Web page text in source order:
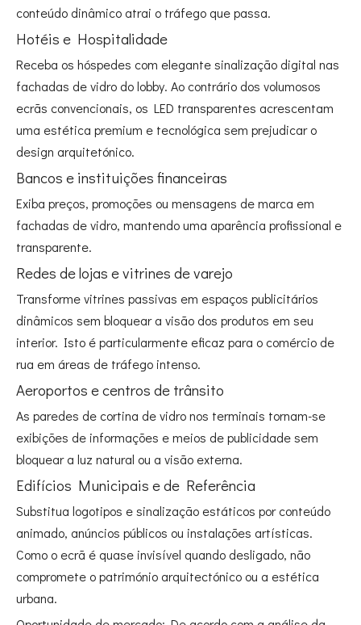
conteúdo dinâmico atrai o tráfego que passa.
Hotéis e Hospitalidade
Receba os hóspedes com elegante sinalização digital nas
fachadas de vidro do lobby. Ao contrário dos volumosos
ecrãs convencionais, os LED transparentes acrescentam
uma estética premium e tecnológica sem prejudicar o
design arquitetónico.
Bancos e instituições financeiras
Exiba preços, promoções ou mensagens de marca em
fachadas de vidro, mantendo uma aparência profissional e
transparente.
Redes de lojas e vitrines de varejo
Transforme vitrines passivas em espaços publicitários
dinâmicos sem bloquear a visão dos produtos em seu
interior. Isto é particularmente eficaz para o comércio de
rua em áreas de tráfego intenso.
Aeroportos e centros de trânsito
As paredes de cortina de vidro nos terminais tornam-se
exibições de informações e meios de publicidade sem
bloquear a luz natural ou a visão externa.
Edifícios Municipais e de Referência
Substitua logotipos e sinalização estáticos por conteúdo
animado, anúncios públicos ou instalações artísticas.
Como o ecrã é quase invisível quando desligado, não
compromete o património arquitectónico ou a estética
urbana.